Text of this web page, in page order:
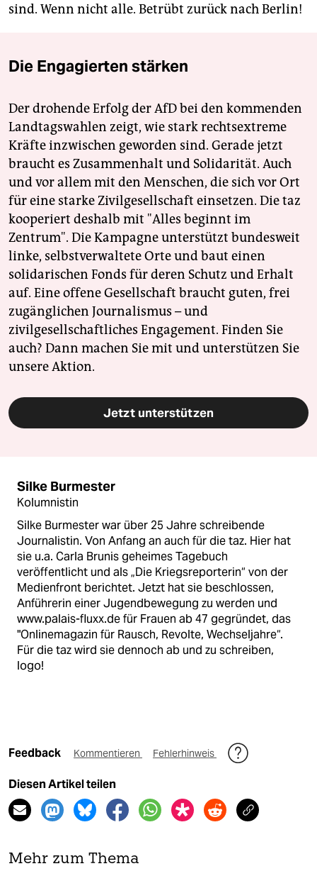
sind. Wenn nicht alle. Betrübt zurück nach Berlin!
Die Engagierten stärken
Der drohende Erfolg der AfD bei den kommenden
Landtagswahlen zeigt, wie stark rechtsextreme
Kräfte inzwischen geworden sind. Gerade jetzt
braucht es Zusammenhalt und Solidarität. Auch
und vor allem mit den Menschen, die sich vor Ort
für eine starke Zivilgesellschaft einsetzen. Die taz
kooperiert deshalb mit "Alles beginnt im
Zentrum". Die Kampagne unterstützt bundesweit
linke, selbstverwaltete Orte und baut einen
solidarischen Fonds für deren Schutz und Erhalt
auf. Eine offene Gesellschaft braucht guten, frei
zugänglichen Journalismus – und
zivilgesellschaftliches Engagement. Finden Sie
auch? Dann machen Sie mit und unterstützen Sie
unsere Aktion.
Jetzt unterstützen
Silke Burmester
Kolumnistin
Silke Burmester war über 25 Jahre schreibende
Journalistin. Von Anfang an auch für die taz. Hier hat
sie u.a. Carla Brunis geheimes Tagebuch
veröffentlicht und als „Die Kriegsreporterin“ von der
Medienfront berichtet. Jetzt hat sie beschlossen,
Anführerin einer Jugendbewegung zu werden und
www.palais-fluxx.de für Frauen ab 47 gegründet, das
"Onlinemagazin für Rausch, Revolte, Wechseljahre“.
Für die taz wird sie dennoch ab und zu schreiben,
logo!
Feedback Kommentieren Fehlerhinweis
Diesen Artikel teilen
Mehr zum Thema